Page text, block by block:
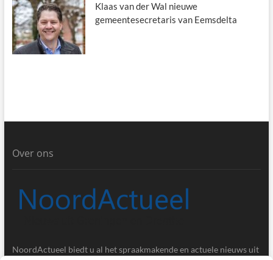
Klaas van der Wal nieuwe
gemeentesecretaris van Eemsdelta
Over ons
NoordActueel biedt u al het spraakmakende en actuele nieuws uit